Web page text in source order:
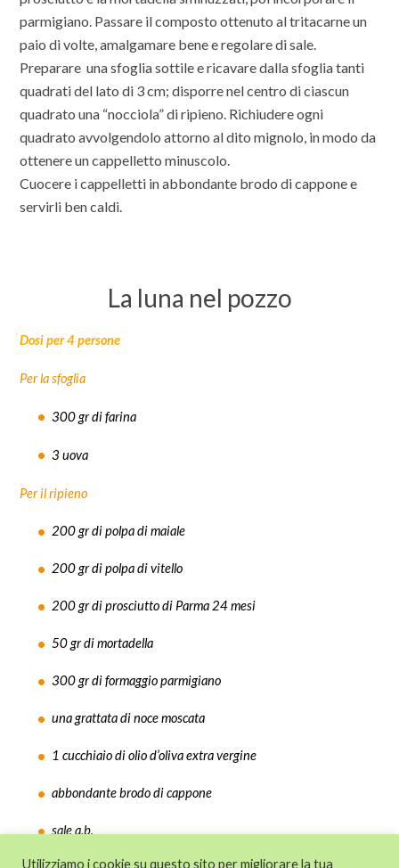
parmigiano. Passare il composto ottenuto al tritacarne un
paio di volte, amalgamare bene e regolare di sale.
Preparare una sfoglia sottile e ricavare dalla sfoglia tanti
quadrati del lato di 3 cm; disporre nel centro di ciascun
quadrato una “nocciola” di ripieno. Richiudere ogni
quadrato avvolgendolo attorno al dito mignolo, in modo da
ottenere un cappelletto minuscolo.
Cuocere i cappelletti in abbondante brodo di cappone e
servirli ben caldi.
La luna nel pozzo
Dosi per 4 persone
Per la sfoglia
300 gr di farina
3 uova
Per il ripieno
200 gr di polpa di maiale
200 gr di polpa di vitello
200 gr di prosciutto di Parma 24 mesi
50 gr di mortadella
300 gr di formaggio parmigiano
una grattata di noce moscata
1 cucchiaio di olio d’oliva extra vergine
abbondante brodo di cappone
sale q.b.
Utilizziamo i cookie su questo sito per migliorare la tua